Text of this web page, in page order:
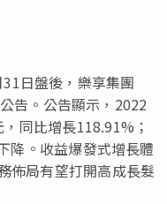
日盤後，樂享集團
告。公告顯示，2022
同比增長118.91%；
降。收益爆發式增長體
佈局有望打開高成長髮